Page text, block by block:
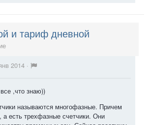
и тариф дневной
2014 ·
,что знаю))
называются многофазные. Причем
есть трехфазные счетчики. Они